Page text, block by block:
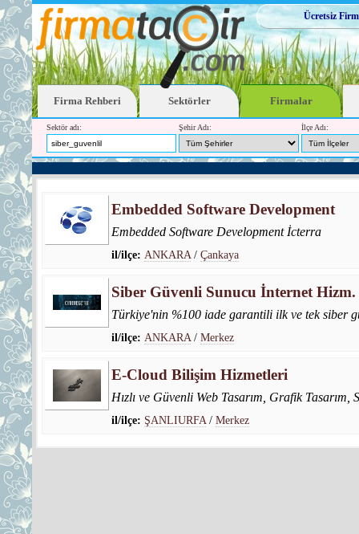
Ücretsiz
Firma Rehberi Sektörler Firmalar
Sektör adı: Şehir Adı: İlçe Adı:
Embedded Software Development
Embedded Software Development İcterra
il/ilçe: ANKARA / Çankaya
Siber Güvenli Sunucu İnternet
Türkiye'nin %100 iade garantili ilk ve tek siber
il/ilçe: ANKARA / Merkez
E-Cloud Bilişim Hizmetleri
Hızlı ve Güvenli Web Tasarım, Grafik Tasarım,
il/ilçe: ŞANLIURFA / Merkez